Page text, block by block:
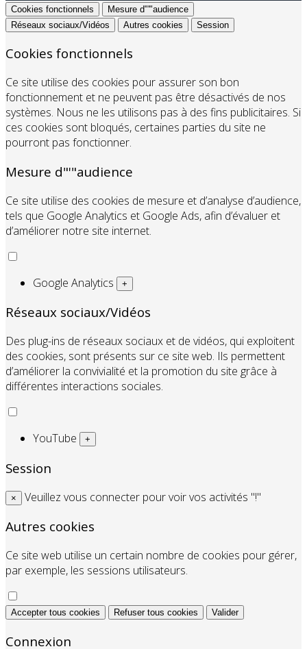
Cookies fonctionnels
Mesure d"'"audience
Réseaux sociaux/Vidéos
Autres cookies Session
Cookies fonctionnels
Ce site utilise des cookies pour assurer son bon
fonctionnement et ne peuvent pas être désactivés de nos
systèmes. Nous ne les utilisons pas à des fins publicitaires. Si
ces cookies sont bloqués, certaines parties du site ne
pourront pas fonctionner.
Mesure d"'"audience
Ce site utilise des cookies de mesure et d’analyse d’audience,
tels que Google Analytics et Google Ads, afin d’évaluer et
d’améliorer notre site internet.
Google Analytics +
Réseaux sociaux/Vidéos
Des plug-ins de réseaux sociaux et de vidéos, qui exploitent
des cookies, sont présents sur ce site web. Ils permettent
d’améliorer la convivialité et la promotion du site grâce à
différentes interactions sociales.
YouTube +
Session
× Veuillez vous connecter pour voir vos activités "!"
Autres cookies
Ce site web utilise un certain nombre de cookies pour gérer,
par exemple, les sessions utilisateurs.
Accepter tous cookies Refuser tous cookies Valider
Connexion